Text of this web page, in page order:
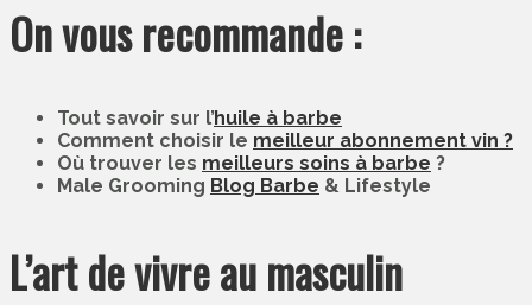
On vous recommande :
Tout savoir sur l’huile à barbe
Comment choisir le meilleur abonnement vin ?
Où trouver les meilleurs soins à barbe ?
Male Grooming Blog Barbe & Lifestyle
L’art de vivre au masculin